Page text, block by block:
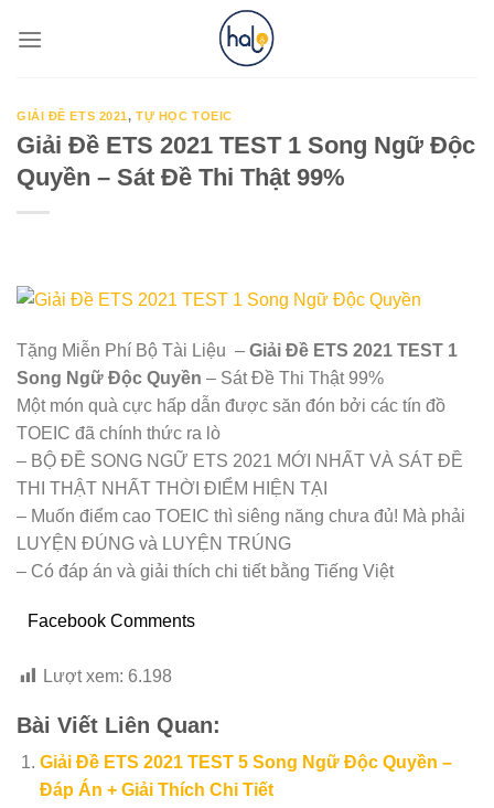
GIẢI ĐỀ ETS 2021,TỰ HỌC TOEIC
Giải Đề ETS 2021 TEST 1 Song Ngữ Độc
Quyền – Sát Đề Thi Thật 99%
Tặng Miễn Phí Bộ Tài Liệu – Giải Đề ETS 2021 TEST 1
Song Ngữ Độc Quyền – Sát Đề Thi Thật 99%
️Một món quà cực hấp dẫn được săn đón bởi các tín đồ
TOEIC đã chính thức ra lò
– BỘ ĐỀ SONG NGỮ ETS 2021 MỚI NHẤT VÀ SÁT ĐỀ
THI THẬT NHẤT THỜI ĐIỂM HIỆN TẠI
– Muốn điểm cao TOEIC thì siêng năng chưa đủ! Mà phải
LUYỆN ĐÚNG và LUYỆN TRÚNG
– Có đáp án và giải thích chi tiết bằng Tiếng Việt
Facebook Comments
Lượt xem: 6.198
Bài Viết Liên Quan:
Giải Đề ETS 2021 TEST 5 Song Ngữ Độc Quyền –
Đáp Án + Giải Thích Chi Tiết